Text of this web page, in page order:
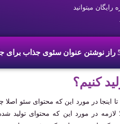
میتوانید
جلب کاربر از گوگل
کنیم؟
تا اینجا در مورد این که محتوای سئو
لازمه در مورد این که محتوای